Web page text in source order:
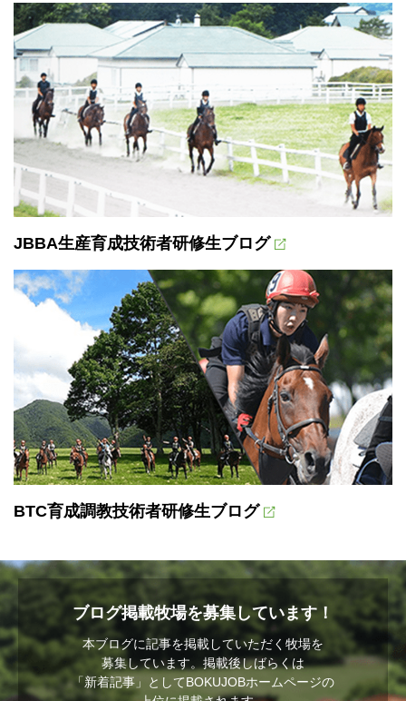
JBBA生産育成技術者研修生ブログ
BTC育成調教技術者研修生ブログ
ブログ掲載牧場を募集しています！
本ブログに記事を掲載していただく牧場を
募集しています。掲載後しばらくは
「新着記事」としてBOKUJOBホームページの